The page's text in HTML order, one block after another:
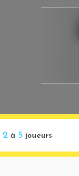
2 à 5 joueurs